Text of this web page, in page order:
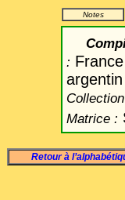
Notes
: France
argentin
Matrice :
Retour à